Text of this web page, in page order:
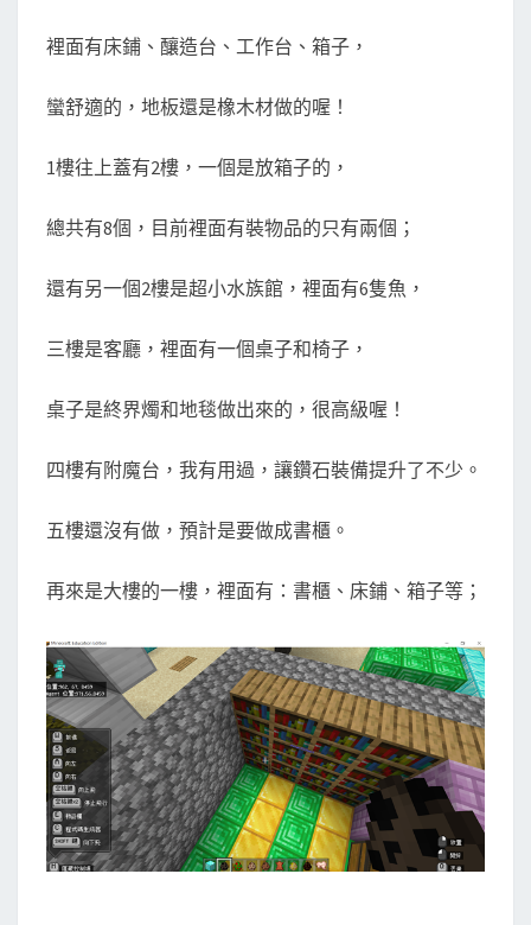
裡面有床鋪、釀造台、工作台、箱子，
蠻舒適的，地板還是橡木材做的喔！
1樓往上蓋有2樓，一個是放箱子的，
總共有8個，目前裡面有裝物品的只有兩個；
還有另一個2樓是超小水族館，裡面有6隻魚，
三樓是客廳，裡面有一個桌子和椅子，
桌子是終界燭和地毯做出來的，很高級喔！
四樓有附魔台，我有用過，讓鑽石裝備提升了不少。
五樓還沒有做，預計是要做成書櫃。
再來是大樓的一樓，裡面有：書櫃、床鋪、箱子等；